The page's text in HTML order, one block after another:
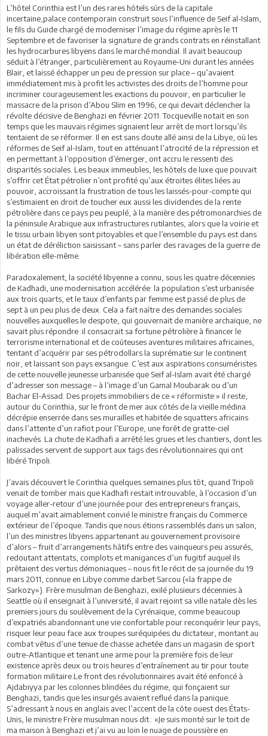
L’hôtel Corinthia est l’un des rares hôtels sûrs de la capitale
incertaine,palace contemporain construit sous l’influence de Seif al-Islam,
le fils du Guide chargé de moderniser l’image du régime après le 11
Septembre et de favoriser la signature de grands contrats en réinstallant
les hydrocarbures libyens dans le marché mondial. Il avait beaucoup
séduit à l’étranger, particulièrement au Royaume-Uni durant les années
Blair, et laissé échapper un peu de pression sur place – qu’avaient
immédiatement mis à profit les activistes des droits de l’homme pour
incriminer courageusement les exactions du pouvoir, en particulier le
massacre de la prison d’Abou Slim en 1996, ce qui devait déclencher la
révolte décisive de Benghazi en février 2011. Tocqueville notait en son
temps que les mauvais régimes signaient leur arrêt de mort lorsqu’ils
tentaient de se réformer. Il en est sans doute allé ainsi de la Libye, où les
réformes de Seif al-Islam, tout en atténuant l’atrocité de la répression et
en permettant à l’opposition d’émerger, ont accru le ressenti des
disparités sociales. Les beaux immeubles, les hôtels de luxe que pouvait
s’offrir cet État pétrolier n’ont profité qu’aux étroites élites liées au
pouvoir, accroissant la frustration de tous les laissés-pour-compte qui
s’estimaient en droit de toucher eux aussi les dividendes de la rente
pétrolière dans ce pays peu peuplé, à la manière des pétromonarchies de
la péninsule Arabique aux infrastructures rutilantes, alors que la voirie et
le tissu urbain libyen sont pitoyables et que l’ensemble du pays est dans
un état de déréliction saisissant – sans parler des ravages de la guerre de
libération elle-même.
Paradoxalement, la société libyenne a connu, sous les quatre décennies
de Kadhadi, une modernisation accélérée: la population s’est urbanisée
aux trois quarts, et le taux d’enfants par femme est passé de plus de
sept à un peu plus de deux. Cela a fait naître des demandes sociales
nouvelles auxquelles le despote, qui gouvernait de manière archaïque, ne
savait plus répondre :il consacrait sa fortune pétrolière à financer le
terrorisme international et de coûteuses aventures militaires africaines,
tentant d’acquérir par ses pétrodollars la suprématie sur le continent
noir, et laissant son pays exsangue. C’est aux aspirations consuméristes
de cette nouvelle jeunesse urbanisée que Seif al-Islam avait été chargé
d’adresser son message – à l’image d’un Gamal Moubarak ou d’un
Bachar El-Assad. Des projets immobiliers de ce « réformiste » il reste,
autour du Corinthia, sur le front de mer aux côtés de la vieille médina
décrépie enserrée dans ses murailles et habitée de squatters africains
dans l’attente d’un rafiot pour l’Europe, une forêt de gratte-ciel
inachevés. La chute de Kadhafi a arrêté les grues et les chantiers, dont les
palissades servent de support aux tags des révolutionnaires qui ont
libéré Tripoli.
J’avais découvert le Corinthia quelques semaines plus tôt, quand Tripoli
venait de tomber mais que Kadhafi restait introuvable, à l’occasion d’un
voyage aller-retour d’une journée pour des entrepreneurs français,
auquel m’avait aimablement convié le ministre français du Commerce
extérieur de l’époque. Tandis que nous étions rassemblés dans un salon,
l’un des ministres libyens appartenant au gouvernement provisoire
d’alors – fruit d’arrangements hâtifs entre des vainqueurs peu assurés,
redoutant attentats, complots et manigances d’un fugitif auquel ils
prêtaient des vertus démoniaques – nous fit le récit de sa journée du 19
mars 2011, connue en Libye comme darbet Sarcou («la frappe de
Sarkozy»). Frère musulman de Benghazi, exilé plusieurs décennies à
Seattle où il enseignait à l’université, il avait rejoint sa ville natale dès les
premiers jours du soulèvement de la Cyrénaïque, comme beaucoup
d’expatriés abandonnant une vie confortable pour reconquérir leur pays,
risquer leur peau face aux troupes suréquipées du dictateur, montant au
combat vêtus d’une tenue de chasse achetée dans un magasin de sport
outre-Atlantique et tenant une arme pour la première fois de leur
existence après deux ou trois heures d’entraînement au tir pour toute
formation militaire.Le front des révolutionnaires avait été enfoncé à
Ajdabiyya par les colonnes blindées du régime, qui fonçaient sur
Benghazi, tandis que les insurgés avaient reflué dans la panique.
S’adressant à nous en anglais avec l’accent de la côte ouest des États-
Unis, le ministre Frère musulman nous dit : «Je suis monté sur le toit de
ma maison à Benghazi et j’ai vu au loin le nuage de poussière en